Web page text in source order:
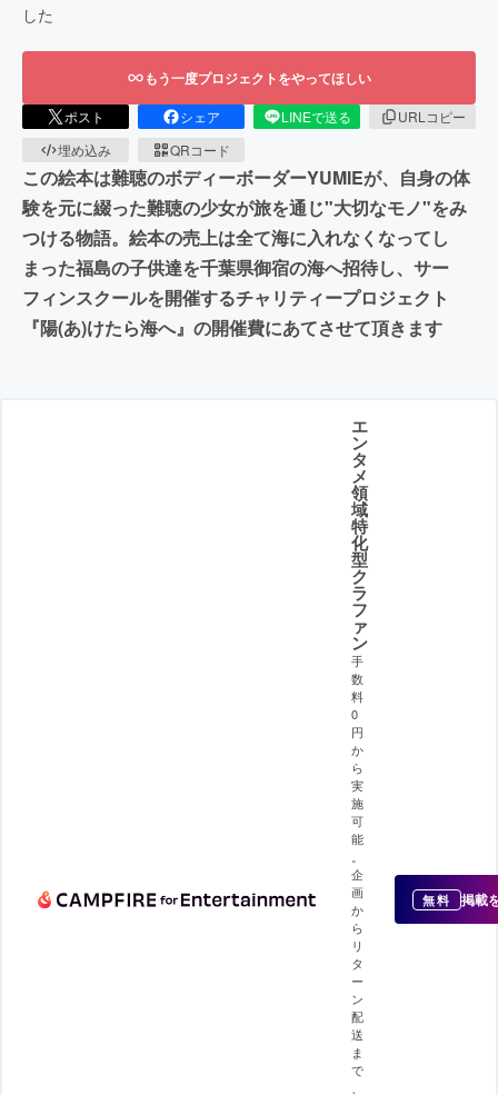
した
もう一度プロジェクトをやってほしい
ポスト シェア LINEで送る
URLコピー
埋め込み
QRコード
この絵本は難聴のボディーボーダーYUMIEが、自身の体
験を元に綴った難聴の少女が旅を通じ"大切なモノ"をみ
つける物語。絵本の売上は全て海に入れなくなってし
まった福島の子供達を千葉県御宿の海へ招待し、サー
フィンスクールを開催するチャリティープロジェクト
『陽(あ)けたら海へ』の開催費にあてさせて頂きます
エ
ン
タ
メ
領
域
特
化
型
ク
ラ
フ
ァ
ン
手
数
料
0
円
か
ら
実
施
可
能
企
画
か
ら
リ
タ
ー
ン
配
送
ま
で
無料 掲載